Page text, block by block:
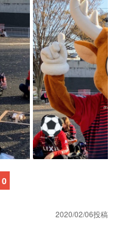
0
2020/02/06投稿